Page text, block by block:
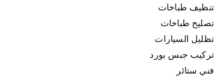
تنظيف طباخات
تصليح طباخات
تظليل السيارات
تركيب جبس بورد
فني ستائر